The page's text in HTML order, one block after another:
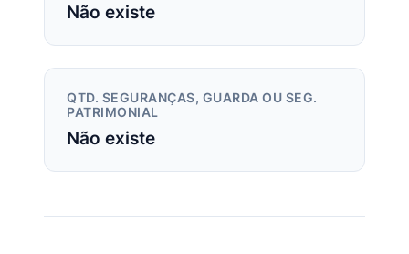
Não existe
QTD. SEGURANÇAS, GUARDA OU SEG.
PATRIMONIAL
Não existe